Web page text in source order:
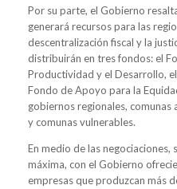
Por su parte, el Gobierno
generará recursos para las
descentralización fiscal y la
distribuirán en tres fondos: el
Productividad y el Desarrollo,
Fondo de Apoyo para la
gobiernos regionales,
y comunas vulnerables.
En medio de las
máxima, con el Gobierno
empresas que produzcan más